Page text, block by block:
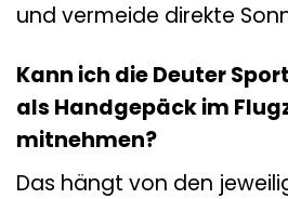
und vermeide direkte
Kann ich die Deuter
als Handgepäck im
mitnehmen?
Das hängt von den